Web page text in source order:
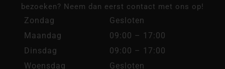
bezoeken? Neem dan eerst contact met ons op!
Zondag
Gesloten
Maandag
09:00 – 17:00
Dinsdag
09:00 – 17:00
Woensdag
Gesloten